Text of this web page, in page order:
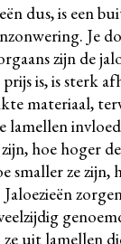
dus, is een
Je
zijn de
is, is sterk
materiaal,
lamellen
hoe hoger
smaller ze zijn,
ze uit lamellen